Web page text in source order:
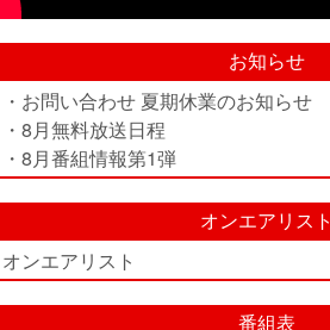
お知らせ
・お問い合わせ 夏期休業のお知らせ
・8月無料放送日程
・8月番組情報第1弾
オンエアリスト
オンエアリスト
番組表